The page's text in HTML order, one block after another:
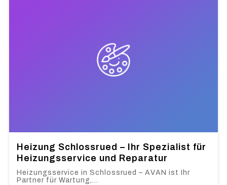
Heizung Schlossrued – Ihr Spezialist für
Heizungsservice und Reparatur
Heizungsservice in Schlossrued – AVAN ist Ihr
Partner für Wartung,…